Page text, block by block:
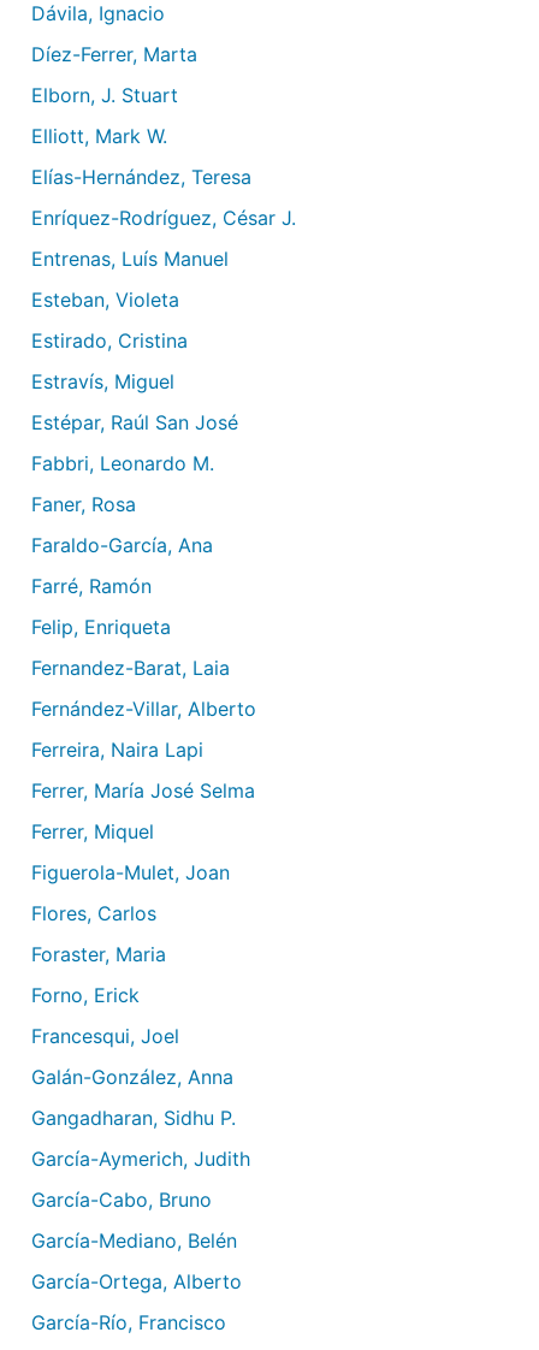
Dávila, Ignacio
Díez-Ferrer, Marta
Elborn, J. Stuart
Elliott, Mark W.
Elías-Hernández, Teresa
Enríquez-Rodríguez, César J.
Entrenas, Luís Manuel
Esteban, Violeta
Estirado, Cristina
Estravís, Miguel
Estépar, Raúl San José
Fabbri, Leonardo M.
Faner, Rosa
Faraldo-García, Ana
Farré, Ramón
Felip, Enriqueta
Fernandez-Barat, Laia
Fernández-Villar, Alberto
Ferreira, Naira Lapi
Ferrer, María José Selma
Ferrer, Miquel
Figuerola-Mulet, Joan
Flores, Carlos
Foraster, Maria
Forno, Erick
Francesqui, Joel
Galán-González, Anna
Gangadharan, Sidhu P.
García-Aymerich, Judith
García-Cabo, Bruno
García-Mediano, Belén
García-Ortega, Alberto
García-Río, Francisco